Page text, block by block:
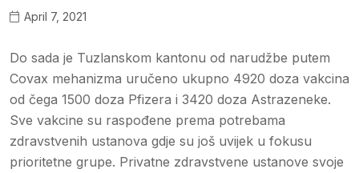
April 7, 2021
Do sada je Tuzlanskom kantonu od narudžbe putem
Covax mehanizma uručeno ukupno 4920 doza vakcina
od čega 1500 doza Pfizera i 3420 doza Astrazeneke.
Sve vakcine su raspođene prema potrebama
zdravstvenih ustanova gdje su još uvijek u fokusu
prioritetne grupe. Privatne zdravstvene ustanove svoje